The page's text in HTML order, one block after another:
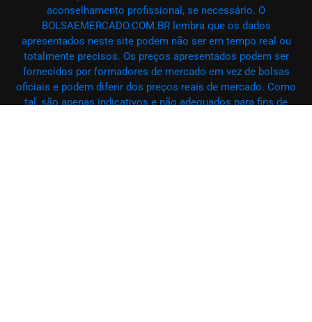
aconselhamento profissional, se necessário. O
BOLSAEMERCADO.COM.BR lembra que os dados
apresentados neste site podem não ser em tempo real ou
totalmente precisos. Os preços apresentados podem ser
fornecidos por formadores de mercado em vez de bolsas
oficiais e podem diferir dos preços reais de mercado. Como
tal, são apenas indicativos e não adequados para fins de